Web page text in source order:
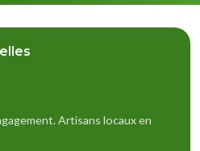
Artisans locaux en